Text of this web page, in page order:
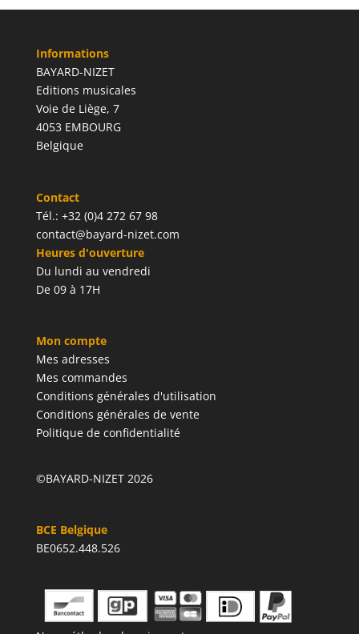
Informations
BAYARD-NIZET
Editions musicales
Voie de Liège, 7
4053 EMBOURG
Belgique
Contact
Tél.: +32 (0)4 272 67 98
contact@bayard-nizet.com
Heures d'ouverture
Du lundi au vendredi
De 09 à 17H
Mon compte
Mes adresses
Mes commandes
Conditions générales d'utilisation
Conditions générales de vente
Politique de confidentialité
©BAYARD-NIZET 2026
BCE Belgique
BE0652.448.526